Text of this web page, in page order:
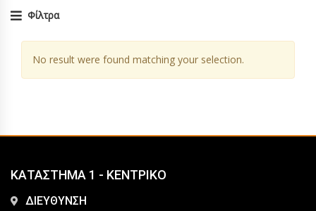
Φίλτρα
No result were found matching your selection.
ΚΑΤΑΣΤΗΜΑ 1 - ΚΕΝΤΡΙΚΟ
ΔΙΕΥΘΥΝΣΗ